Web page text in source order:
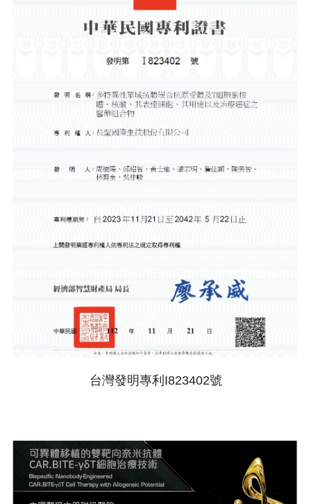
台灣發明專利I823402號